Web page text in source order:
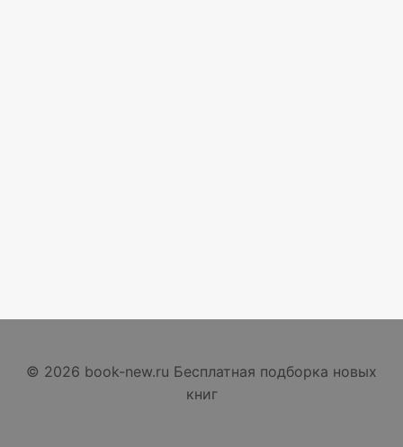
© 2026 book-new.ru Бесплатная подборка новых
книг